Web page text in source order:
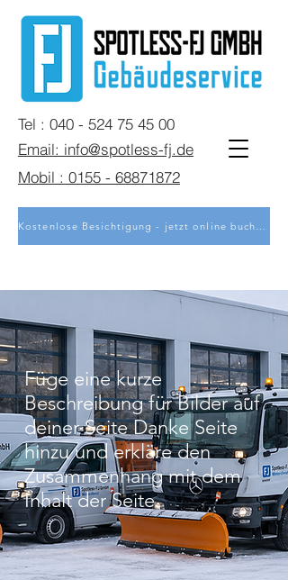
Mobil : 0155 - 68871872
Tel : 040 - 524 75 45 00
Email: info@spotless-fj.de
Kostenlose Besichtigung - jetzt online buchen
Füge eine kurze
Beschreibung für Bilder auf
deiner Seite Danke Seite
hinzu und erkläre den
Zusammenhang mit dem
Inhalt der Seite.